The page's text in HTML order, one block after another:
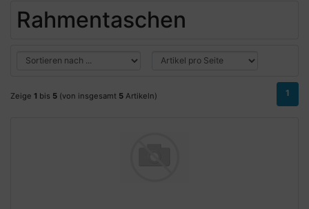
Rahmentaschen
Zeige 1 bis 5 (von insgesamt 5 Artikeln) 1